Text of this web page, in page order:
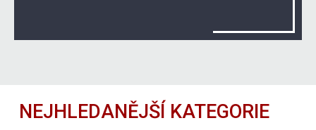
NEJHLEDANĚJŠÍ KATEGORIE